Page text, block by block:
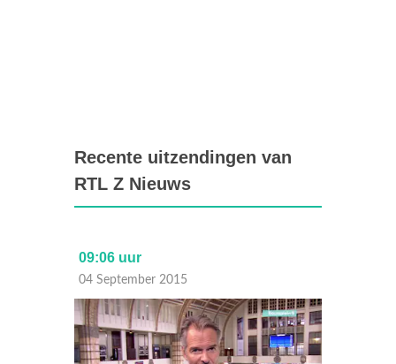
Recente uitzendingen van
RTL Z Nieuws
09:06 uur
04 September 2015